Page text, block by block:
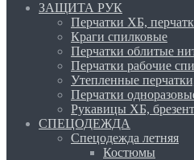
ЗАЩИТА РУК
Перчатки ХБ,
Краги спилковые
Перчатки облитые
Перчатки рабочие
Утепленные
Перчатки
Рукавицы ХБ,
СПЕЦОДЕЖДА
Спецодежда летняя
Костюмы